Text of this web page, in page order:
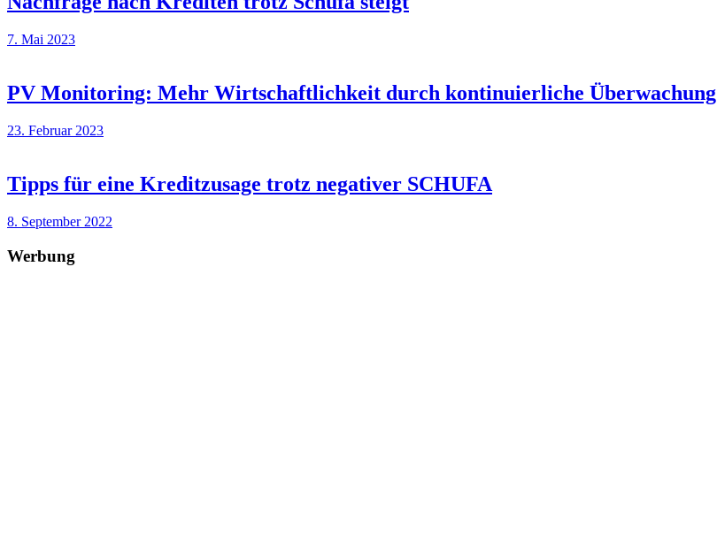
7. Mai 2023
PV Monitoring: Mehr Wirtschaftlichkeit durch kontinuierliche Überwachung
23. Februar 2023
Tipps für eine Kreditzusage trotz negativer SCHUFA
8. September 2022
Werbung